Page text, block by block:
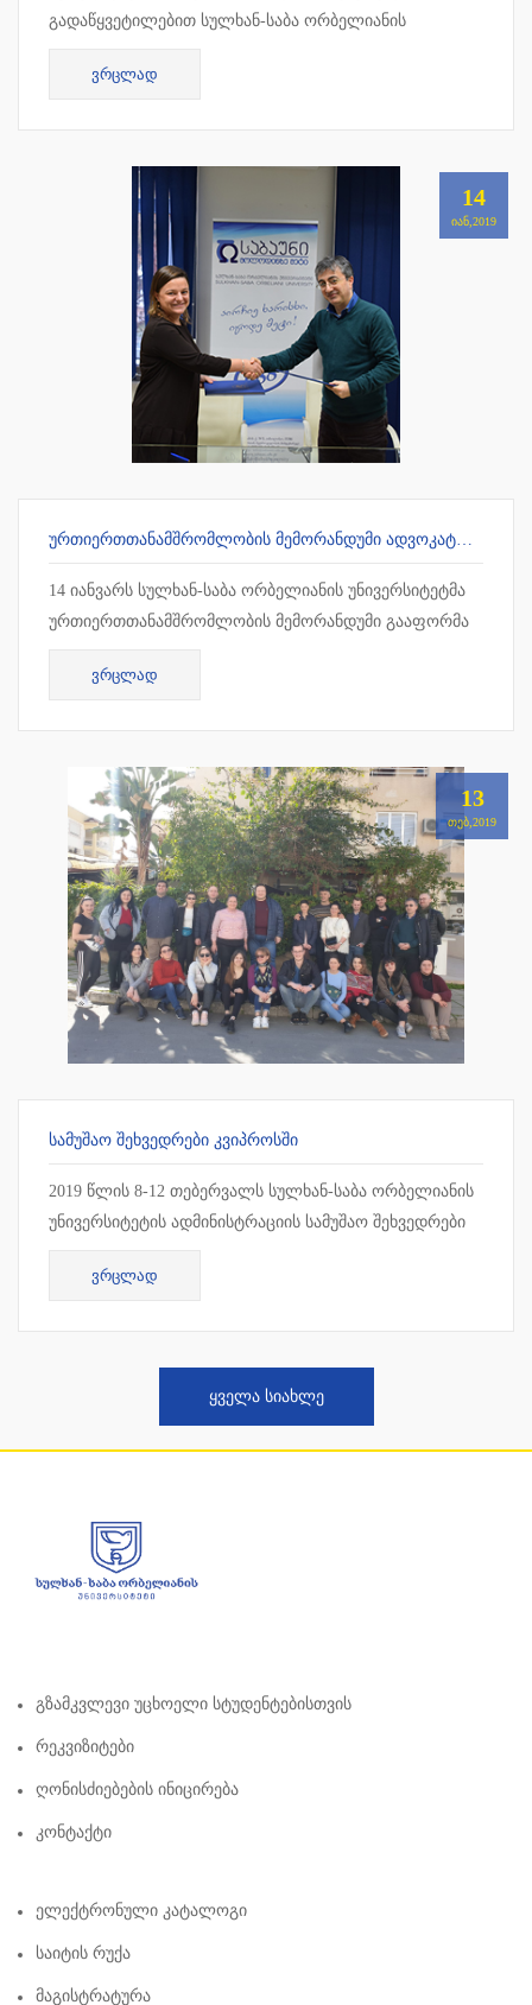
გადაწყვეტილებით სულხან-საბა ორბელიანის
უნივერსიტეტის სამართლის სამაგისტრო პროგრამამ 7
წლიანი უპირობო აკრედიტაცია მიიღო !!!
ᲕᲠᲪᲚᲐᲓ
14
ᲘᲐᲜ,2019
ᲣᲠᲗᲘᲔᲠᲗᲗᲐᲜᲐᲛᲨᲠᲝᲛᲚᲝᲑᲘᲡ ᲛᲔᲛᲝᲠᲐᲜᲓᲣᲛᲘ ᲐᲓᲕᲝᲙᲐᲢᲗᲐ ᲡᲐᲙᲕᲐᲚᲘᲤᲘᲙᲐᲪᲘᲝ ᲒᲐᲛᲝᲪᲓᲔᲑᲘᲡ ᲛᲝᲡᲐᲛᲖᲐᲓᲔᲑᲔᲚ ᲪᲔᲜᲢᲠᲗᲐᲜ
14 იანვარს სულხან-საბა ორბელიანის უნივერსიტეტმა
ურთიერთთანამშრომლობის მემორანდუმი გააფორმა
ადვოკატთა საკვალიფიკაციო გამოცდების
მოსამზადებელ ცენტრთან. თანამშრ...
ᲕᲠᲪᲚᲐᲓ
13
ᲗᲔᲑ,2019
ᲡᲐᲛᲣᲨᲐᲝ ᲨᲔᲮᲕᲔᲓᲠᲔᲑᲘ ᲙᲕᲘᲞᲠᲝᲡᲨᲘ
2019 წლის 8-12 თებერვალს სულხან-საბა ორბელიანის
უნივერსიტეტის ადმინისტრაციის სამუშაო შეხვედრები
ჩატარდა კვიპროსში, ლარნაკაში. სამუშაო შეხვედრის
ფარგლებ...
ᲕᲠᲪᲚᲐᲓ
ᲧᲕᲔᲚᲐ ᲡᲘᲐᲮᲚᲔ
Გზამკვლევი Უცხოელი Სტუდენტებისთვის
Რეკვიზიტები
Ღონისძიებების Ინიცირება
Კონტაქტი
Ელექტრონული Კატალოგი
Საიტის Რუქა
Მაგისტრატურა